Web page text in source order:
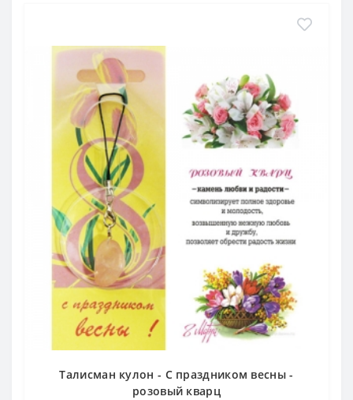
Талисман кулон - С праздником весны -
розовый кварц